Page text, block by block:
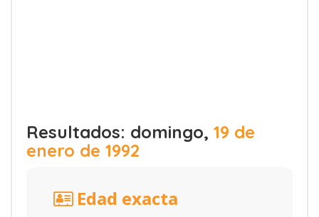
Resultados: domingo, 19 de
enero de 1992
Edad exacta